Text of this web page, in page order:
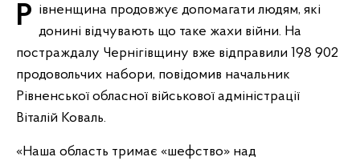
Рівненщина продовжує допомагати людям, які донині відчувають що таке жахи війни. На
постраждалу Чернігівщину вже відправили 198 902
продовольчих набори, повідомив начальник
Рівненської обласної військової адміністрації
Віталій Коваль.
«Наша область тримає «шефство» над